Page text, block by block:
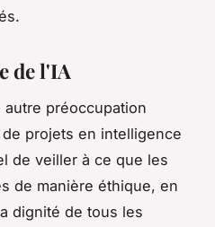
de l'IA
préoccupation
projets en intelligence
de veiller à ce que les
de manière éthique, en
dignité de tous les